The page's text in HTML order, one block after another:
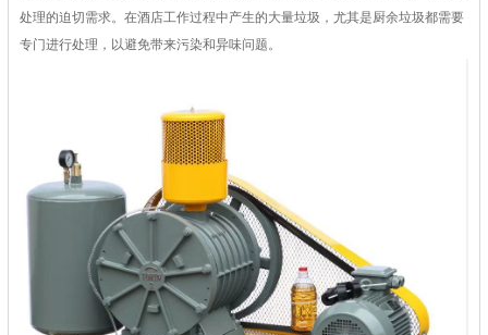
处理的迫切需求。在酒店工作过程中产生的大量垃圾，尤其是厨余垃圾都需要
专门进行处理，以避免带来污染和异味问题。